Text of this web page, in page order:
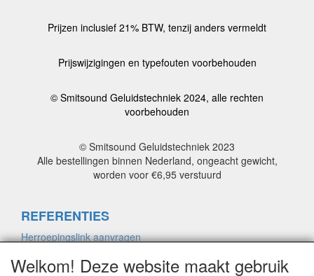
Prijzen inclusief 21% BTW, tenzij anders vermeldt
Prijswijzigingen en typefouten voorbehouden
© Smitsound Geluidstechniek 2024, alle rechten
voorbehouden
© Smitsound Geluidstechniek 2023
Alle bestellingen binnen Nederland, ongeacht gewicht,
worden voor €6,95 verstuurd
REFERENTIES
Herroepingslink aanvragen
Welkom! Deze website maakt gebruik